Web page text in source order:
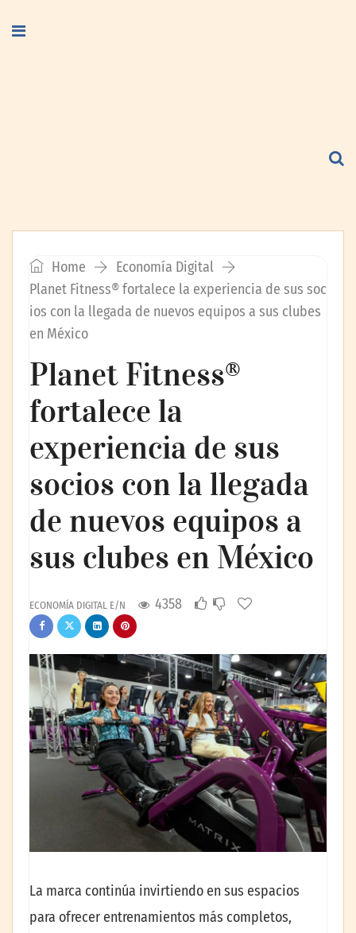
Home
Economía Digital
Planet Fitness® fortalece la experiencia de sus soc
ios con la llegada de nuevos equipos a sus clubes
en México
Planet Fitness®
fortalece la
experiencia de sus
socios con la llegada
de nuevos equipos a
sus clubes en México
ECONOMÍA DIGITAL E/N 4358
La marca continúa invirtiendo en sus espacios
para ofrecer entrenamientos más completos,